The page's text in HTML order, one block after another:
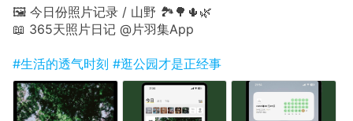
🖼 今日份照片记录 / 山野 🏞🌳🌵🌿
📖 365天照片日记 @片羽集App
#生活的透气时刻 #逛公园才是正经事